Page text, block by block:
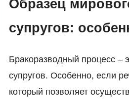
Образец
супругов:
Бракоразводный процесс –
супругов. Особенно, если
который позволяет